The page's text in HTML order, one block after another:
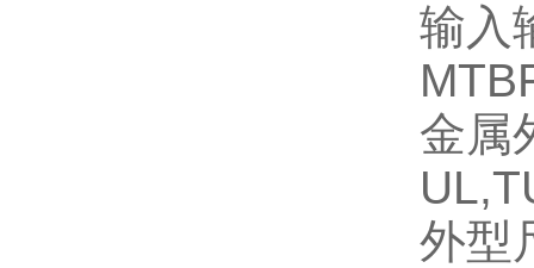
输入
金属
外型